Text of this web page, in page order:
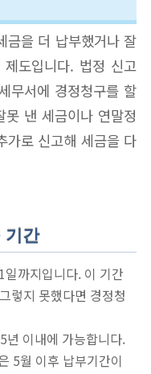
금을 더 납부했거나 잘
도입니다. 법정 신고
무서에 경정청구를 할
낸 세금이나 연말정
가로 신고해 세금을 다
기간
까지입니다. 이 기간
렇지 못했다면 경정청
년 이내에 가능합니다.
5월 이후 납부기간이